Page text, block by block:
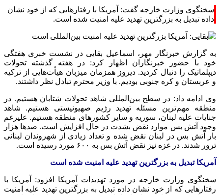
سخنگوی وزارت خارجه گفت: آمریکا با رفتارهایی که از خود نشان
داده تبدیل به بزرگترین تهدید علیه امنیت شده است.
به گزارش خبرنگار مهر، اسماعیل بقایی در نشست خبری هفتگی
خود با حضور خبرنگاران اظهار کرد: در هفته گذشته تحولات
دیپلماتیک را دنبال کردید. دیروز همزمان میزبان هیأت‌هایی از ترکیه
و عربستان و کره جنوبی بودیم. با وزیر محترم تبادل نظر داشتند.
وی ادامه داد: در سطح بین‌المللی شاهد تحولات شتابان هستیم. در
منطقه مهم‌ترین مسئله تهدید رژیم صهیونیستی هستیم. شاهد
جنایات علیه لبنان، سوریه و سایر کشورهای منطقه هستیم. علیرغم
وجود آتش بس موارد نقض بشدت در حال افزایش است. صدها هزار
بار آتش بس در لبنان نقض شده و تعداد زیادی از شهروندان لبنانی
ترور شدند. در غزه نیز نقض آتش بس به ۶۰۰ مورد رسیده است.
آمریکا تبدیل به بزرگترین تهدید علیه امنیت شده است
سخنگوی وزارت خارجه در مورد تهدیدات آمریکا افزود: آمریکا با
رفتارهایی که از خود نشان داده تبدیل به بزرگترین تهدید علیه امنیت